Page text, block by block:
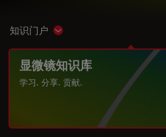
知识门户 Show subnavigation
显微镜知识库
学习. 分享. 贡献.